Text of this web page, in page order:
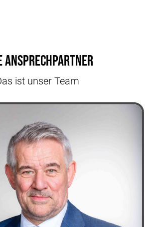
Ansprechpartner
ist unser Team